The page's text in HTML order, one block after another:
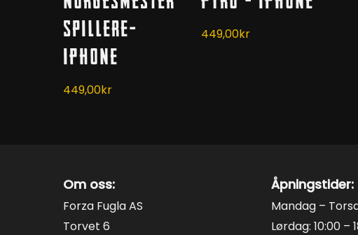
varianter.
Alternativene
kan
velges
på
Spillere-
iPhone
449,00kr
varianter.
449,00kr
Om oss:
Forza Fugla AS
Torvet 6
Åpningstider:
Mandag –
Lørdag: 10:00 –